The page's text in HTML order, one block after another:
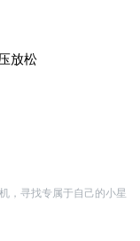
放松
，寻找专属于自己的小星